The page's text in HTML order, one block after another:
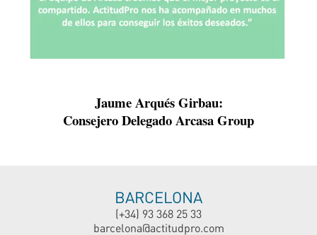
Jaume Arqués Girbau:
Consejero Delegado Arcasa Group
BARCELONA
(+34) 93 368 25 33
barcelona@actitudpro.com